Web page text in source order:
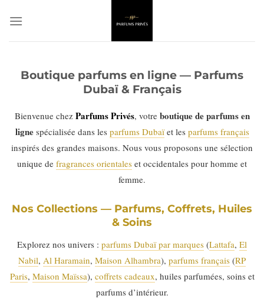
au
Boutique parfums en ligne — Parfums
Dubaï & Français
Bienvenue chez Parfums Privés, votre boutique de parfums en
lignespécialisée dans les parfums Dubaïet les parfums français
inspirés des grandes maisons. Nous vous proposons une sélection
unique de fragrances orientales et occidentales pour homme et
femme.
Nos Collections — Parfums, Coffrets, Huiles
& Soins
Explorez nos univers : parfums Dubaï par marques (Lattafa, El
Nabil, Al Haramain, Maison Alhambra), parfums français (RP
Paris, Maison Maïssa), coffrets cadeaux, huiles parfumées, soins et
parfums d’intérieur.